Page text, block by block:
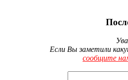
Если Вы заметили
сообщите